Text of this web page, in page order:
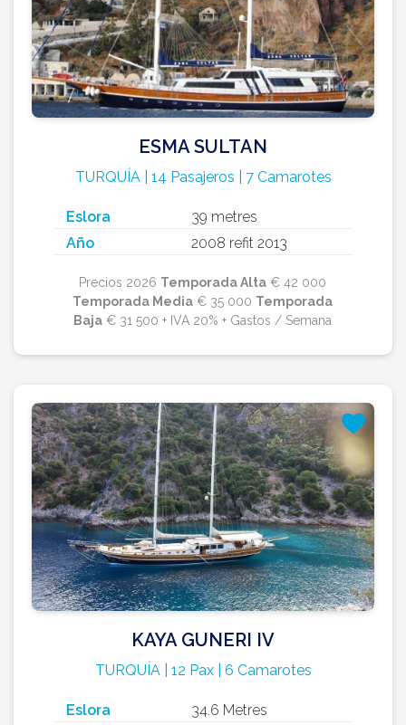
ESMA SULTAN
TURQUÍA | 14 Pasajeros | 7 Camarotes
Eslora
39 metres
Año
2008 refit 2013
Precios 2026 Temporada Alta € 42 000
Temporada Media € 35 000 Temporada
Baja € 31 500 + IVA 20% + Gastos / Semana
KAYA GUNERI IV
TURQUÍA | 12 Pax | 6 Camarotes
Eslora
34.6 Metres